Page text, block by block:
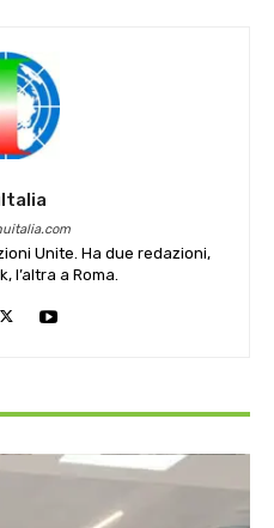
Unite. Ha due redazioni,
l’altra a Roma.